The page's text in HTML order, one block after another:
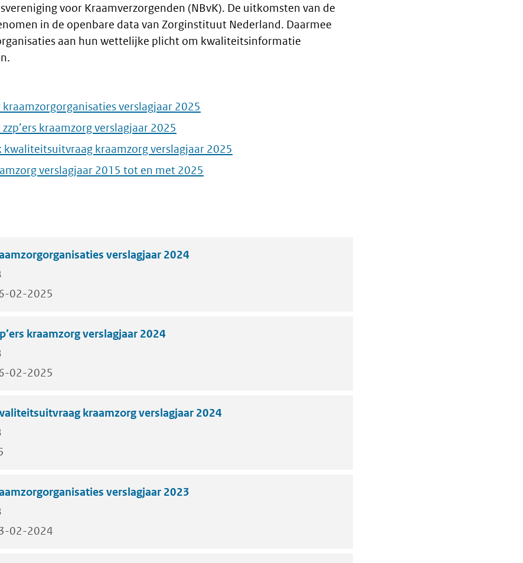
voor Kraamverzorgenden (NBvK). De uitkomsten van de
in de openbare data van Zorginstituut Nederland. Daarmee
aan hun wettelijke plicht om kwaliteitsinformatie
verslagjaar 2025
kraamzorg verslagjaar 2025
kwaliteitsuitvraag kraamzorg verslagjaar 2025
verslagjaar 2015 tot en met 2025
verslagjaar 2024
02-2025
kraamzorg verslagjaar 2024
02-2025
kraamzorg verslagjaar 2024
verslagjaar 2023
02-2024